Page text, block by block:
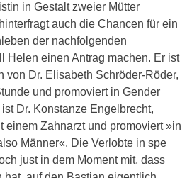
in Gestalt zweier Mütter
auch die Chancen für ein
der nachfolgenden
Helen einen Antrag machen. Er ist
von Dr. Elisabeth Schröder-Röder,
und promoviert in Gender
Dr. Konstanze Engelbrecht,
einem Zahnarzt und promoviert »in
Männer«. Die Verlobte in spe
just in dem Moment mit, dass